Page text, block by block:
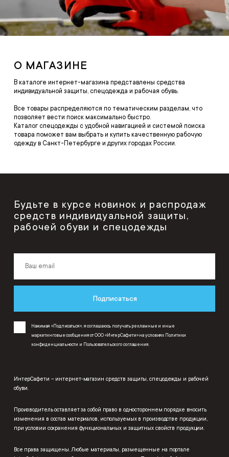
О МАГАЗИНЕ
В каталоге интернет-магазина представлены средства
индивидуальной защиты, спецодежда и рабочая обувь.
Все товары распределяются по тематическим разделам, что
позволяет вести поиск максимально быстро.
Каталог спецодежды с удобной навигацией и системой поиска
товара поможет вам выбрать и купить качественную рабочую
одежду в Санкт-Петербурге и других городах России.
Будьте в курсе новинок и распродаж
средств индивидуальной защиты,
рабочей обуви и спецодежды
Подписаться
Нажимая «Подписаться», я соглашаюсь получать рекламные и иные
маркетинговые сообщения от ООО «ИнтерСафети» на условиях Политики
конфиденциальности и Пользовательского соглашения.
ИнтерСафети – интернет-магазин средств защиты, спецодежды и рабочей
обуви.
Производитель оставляет за собой право в одностороннем порядке вносить
изменения в состав материалов, используемых в производстве продукции,
при условии сохранения функциональных и защитных свойств продукции.
Все права защищены. Любые материалы, размещенные на портале